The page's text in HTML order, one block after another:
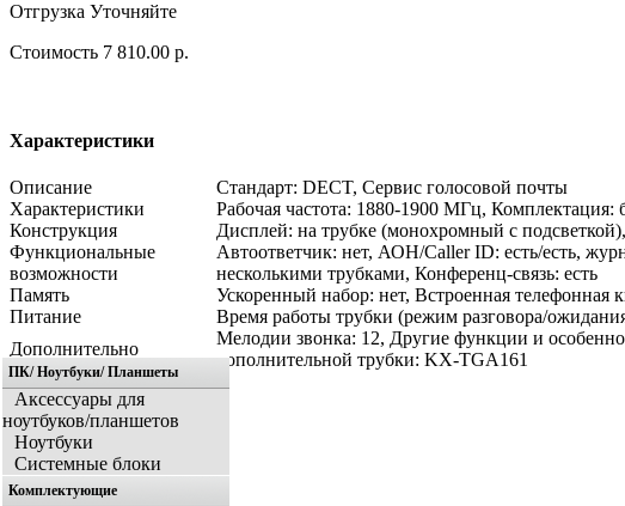
Отгрузка Уточняйте
Стоимость 7 810.00 р.
Характеристики
Описание
Стандарт: DECT, Сервис голосовой почты
Характеристики
Рабочая частота: 1880-1900 МГц,
Конструкция
Дисплей: на трубке (монохромный с
Функциональные
возможности
Автоответчик: нет, АОН/Caller ID: есть/есть,
несколькими трубками, Конференц-связь: есть
Память
Ускоренный набор: нет, Встроенная телефонная
Питание
Время работы трубки (режим разговора/
Дополнительно
Мелодии звонка: 12, Другие функции и
дополнительной трубки: KX-TGA161
ПК/ Ноутбуки/ Планшеты
Аксессуары для
ноутбуков/планшетов
Ноутбуки
Системные блоки
Комплектующие